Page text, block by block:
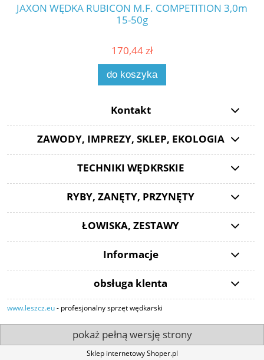
JAXON WĘDKA RUBICON M.F. COMPETITION 3,0m
15-50g
170,44 zł
do koszyka
Kontakt
ZAWODY, IMPREZY, SKLEP, EKOLOGIA
TECHNIKI WĘDKRSKIE
RYBY, ZANĘTY, PRZYNĘTY
ŁOWISKA, ZESTAWY
Informacje
obsługa klenta
www.leszcz.eu- profesjonalny sprzęt wędkarski
pokaż pełną wersję strony
Sklep internetowy Shoper.pl